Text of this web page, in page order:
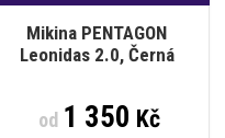
Mikina PENTAGON
Leonidas 2.0, Černá
od1 350 Kč